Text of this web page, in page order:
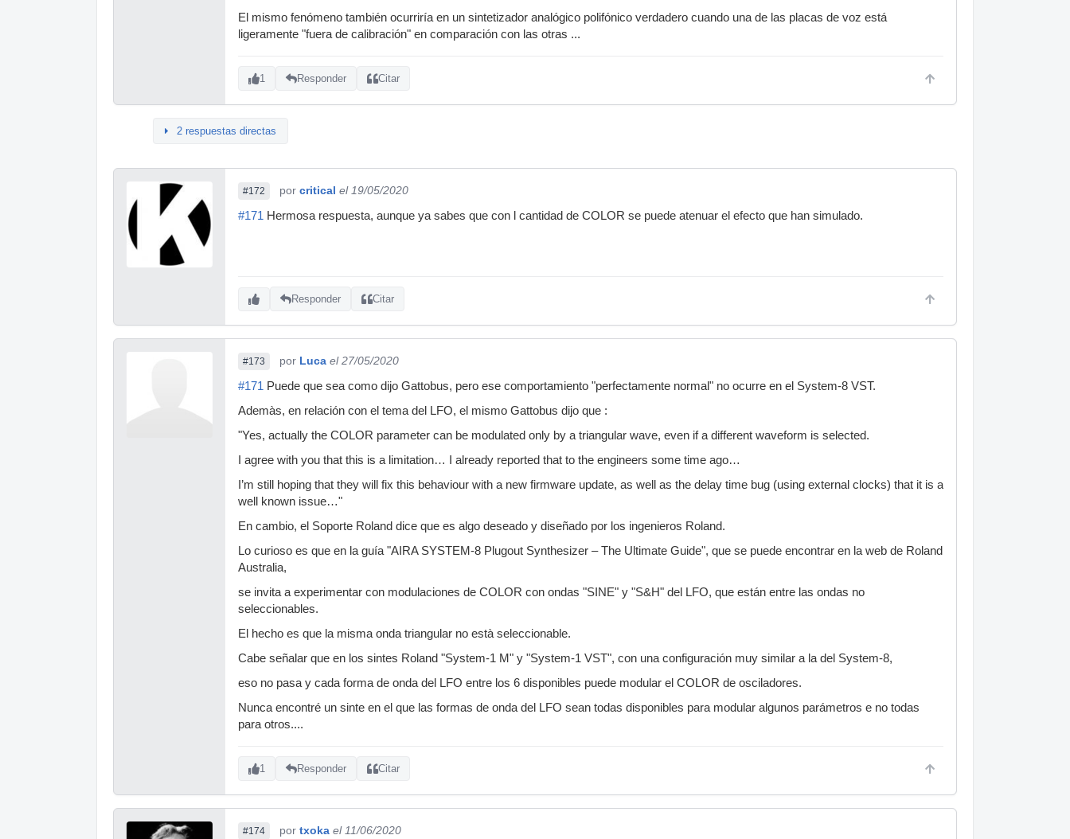
El mismo fenómeno también ocurriría en un sintetizador analógico polifónico verdadero cuando una de las placas de voz está
ligeramente "fuera de calibración" en comparación con las otras ...
1 Responder Citar
2 respuestas directas
#172 por critical el 19/05/2020
#171 Hermosa respuesta, aunque ya sabes que con l cantidad de COLOR se puede atenuar el efecto que han simulado.
Responder Citar
#173 por Luca el 27/05/2020
#171 Puede que sea como dijo Gattobus, pero ese comportamiento "perfectamente normal" no ocurre en el System-8 VST.
Ademàs, en relación con el tema del LFO, el mismo Gattobus dijo que :
"Yes, actually the COLOR parameter can be modulated only by a triangular wave, even if a different waveform is selected.
I agree with you that this is a limitation… I already reported that to the engineers some time ago…
I’m still hoping that they will fix this behaviour with a new firmware update, as well as the delay time bug (using external clocks) that it is a
well known issue…"
En cambio, el Soporte Roland dice que es algo deseado y diseñado por los ingenieros Roland.
Lo curioso es que en la guía "AIRA SYSTEM-8 Plugout Synthesizer – The Ultimate Guide", que se puede encontrar en la web de Roland
Australia,
se invita a experimentar con modulaciones de COLOR con ondas "SINE" y "S&H" del LFO, que están entre las ondas no
seleccionables.
El hecho es que la misma onda triangular no està seleccionable.
Cabe señalar que en los sintes Roland "System-1 M" y "System-1 VST", con una configuración muy similar a la del System-8,
eso no pasa y cada forma de onda del LFO entre los 6 disponibles puede modular el COLOR de osciladores.
Nunca encontré un sinte en el que las formas de onda del LFO sean todas disponibles para modular algunos parámetros e no todas
para otros....
1 Responder Citar
#174 por txoka el 11/06/2020